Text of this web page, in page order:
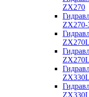
ZX270
ZX270-